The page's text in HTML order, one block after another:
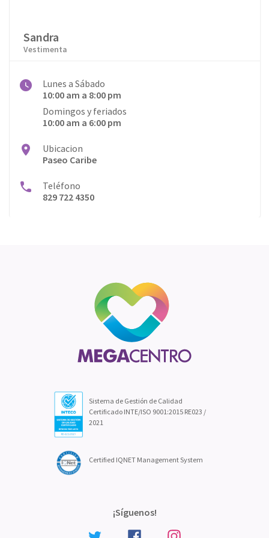
Sandra
Vestimenta
Lunes a Sábado
10:00 am a 8:00 pm
Domingos y feriados
10:00 am a 6:00 pm
Ubicacion
Paseo Caribe
Teléfono
829 722 4350
Sistema de Gestión de Calidad
Certificado INTE/ISO 9001:2015 RE023 /
2021
Certified IQNET Management System
¡Síguenos!